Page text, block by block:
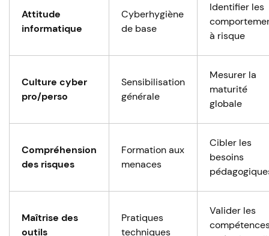
Attitude
informatique
Cyberhygiène
de base
Identifier les
à risque
Culture cyber
pro/perso
Sensibilisation
générale
Mesurer la
maturité
globale
Compréhension
des risques
Formation aux
menaces
Cibler les
besoins
Maîtrise des
outils
Pratiques
techniques
Valider les